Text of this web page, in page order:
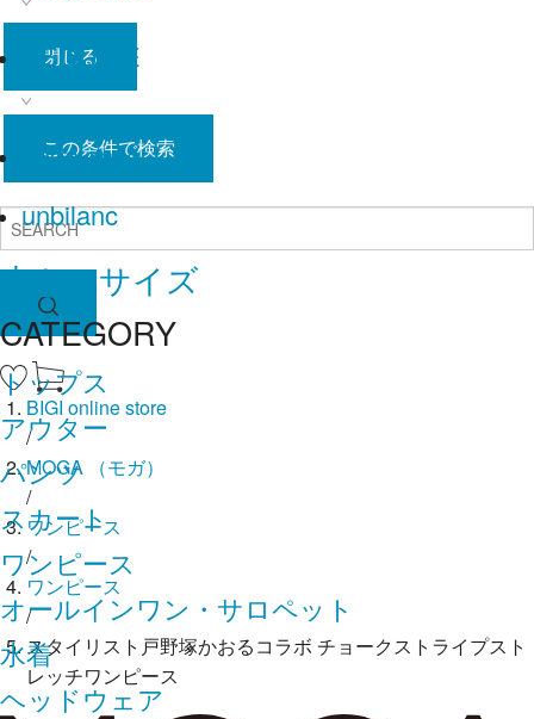
閉じる
この条件で検索
L'EQUIPE
endalence
unbilanc
大きいサイズ
CATEGORY
トップス
アウター
パンツ
スカート
ワンピース
オールインワン・サロペット
水着
ヘッドウェア
BIGI online store
/
MOGA
（モガ）
/
ワンピース
/
ワンピース
/
スタイリスト戸野塚かおるコラボ チョークストライプスト
レッチワンピース